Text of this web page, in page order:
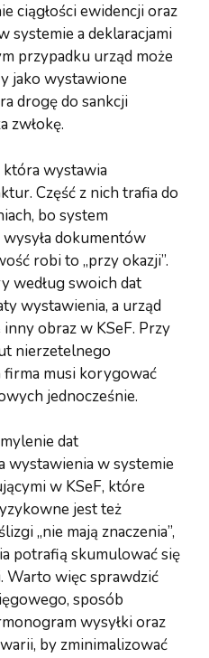
ciągłości ewidencji oraz
systemie a deklaracjami
przypadku urząd może
jako wystawione
drogę do sankcji
zwłokę.
wystawia
Część z nich trafia do
bo system
dokumentów
robi to „przy okazji”.
według swoich dat
wystawienia, a urząd
obraz w KSeF. Przy
nierzetelnego
firma musi korygować
jednocześnie.
dat
wystawienia w systemie
w KSeF, które
jest też
„nie mają znaczenia”,
potrafią skumulować się
Warto więc sprawdzić
sposób
wysyłki oraz
by zminimalizować